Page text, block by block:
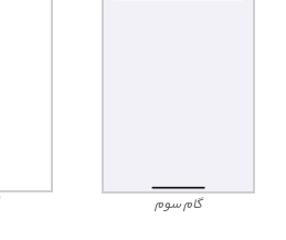
گام سوم